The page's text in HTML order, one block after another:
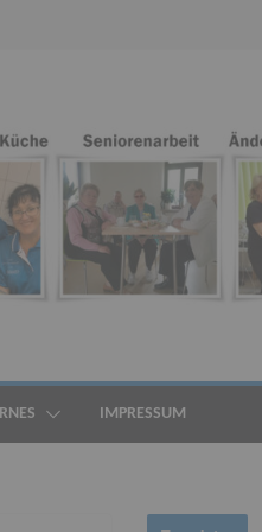
IMPRESSUM